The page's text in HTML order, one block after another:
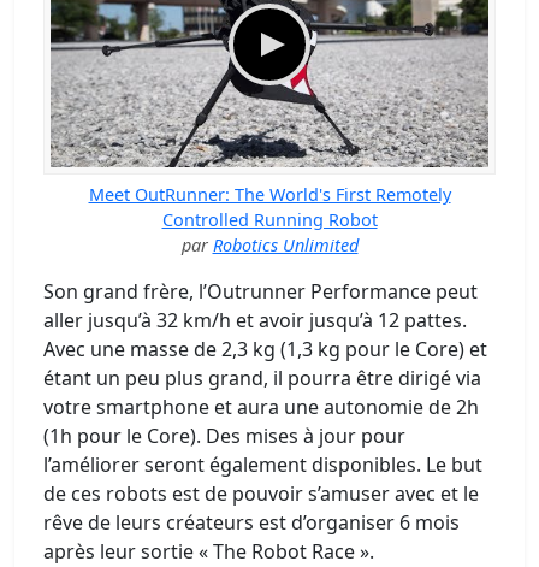
Meet OutRunner: The World's First Remotely
Controlled Running Robot
par Robotics Unlimited
Son grand frère, l’Outrunner Performance peut
aller jusqu’à 32 km/h et avoir jusqu’à 12 pattes.
Avec une masse de 2,3 kg (1,3 kg pour le Core) et
étant un peu plus grand, il pourra être dirigé via
votre smartphone et aura une autonomie de 2h
(1h pour le Core). Des mises à jour pour
l’améliorer seront également disponibles. Le but
de ces robots est de pouvoir s’amuser avec et le
rêve de leurs créateurs est d’organiser 6 mois
après leur sortie « The Robot Race ».